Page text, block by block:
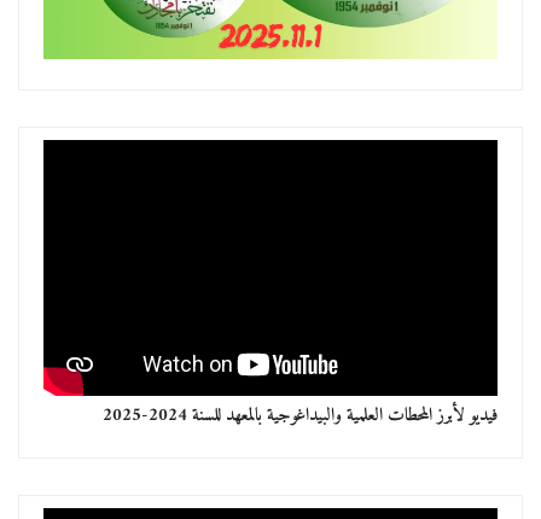
فيديو لأبرز المحطات العلمية والبيداغوجية بالمعهد للسنة 2024-2025